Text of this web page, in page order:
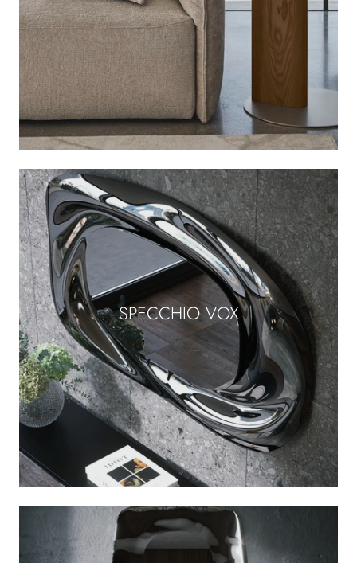
SPECCHIO VOX